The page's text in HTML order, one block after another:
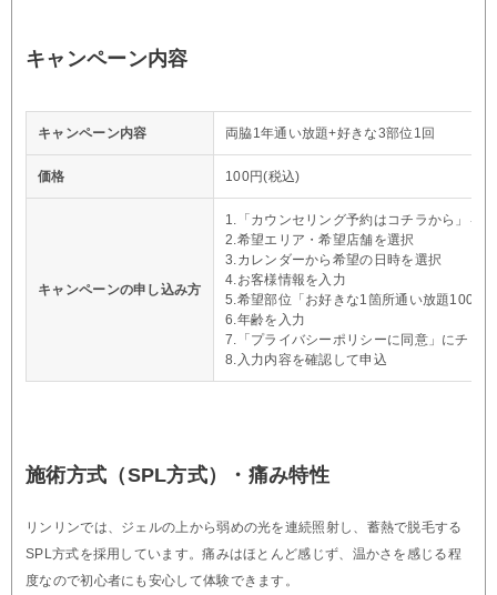
キャンペーン内容
キャンペーン内容 両脇1年通い放題+好きな3部位1回
価格 100円(税込)
キャンペーンの申し込み方
1.「カウンセリング予約はコチラから」を
2.希望エリア・希望店舗を選択
3.カレンダーから希望の日時を選択
4.お客様情報を入力
5.希望部位「お好きな1箇所通い放題100円
6.年齢を入力
7.「プライバシーポリシーに同意」にチェ
8.入力内容を確認して申込
施術方式（SPL方式）・痛み特性
リンリンでは、ジェルの上から弱めの光を連続照射し、蓄熱で脱毛する
SPL方式を採用しています。痛みはほとんど感じず、温かさを感じる程
度なので初心者にも安心して体験できます。